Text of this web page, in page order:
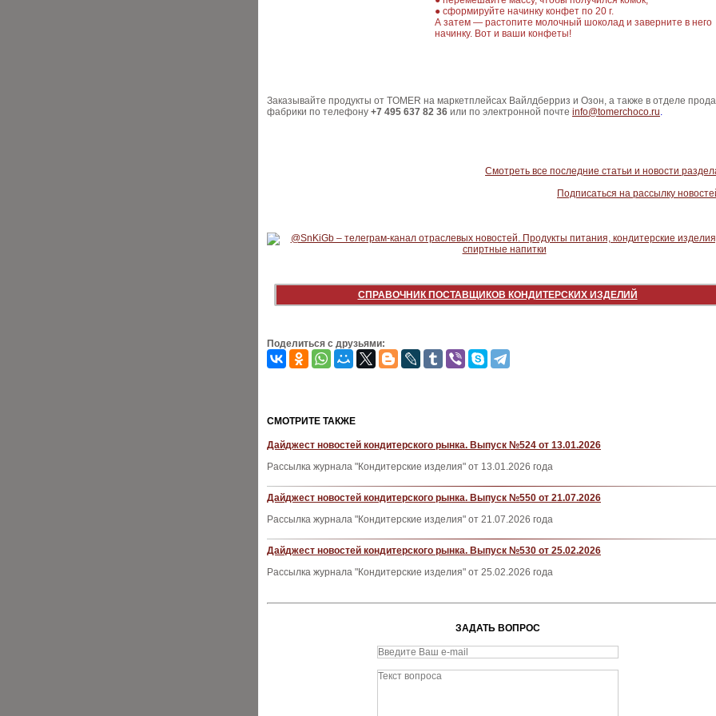
● сформируйте начинку конфет по 20 г.
А затем — растопите молочный шоколад и заверните в него
начинку. Вот и ваши конфеты!
Заказывайте продукты от TOMER на маркетплейсах Вайлдберриз и Озон, а также в отделе
фабрики по телефону +7 495 637 82 36 или по электронной почте info@tomerchoco.ru.
Смотреть все последние статьи и новости
Подписаться на рассылку
СПРАВОЧНИК ПОСТАВЩИКОВ КОНДИТЕРСКИХ ИЗДЕЛИЙ
Поделиться с друзьями:
CМОТРИТЕ ТАКЖЕ
Дайджест новостей кондитерского рынка. Выпуск №524 от 13.01.2026
Рассылка журнала "Кондитерские изделия" от 13.01.2026 года
Дайджест новостей кондитерского рынка. Выпуск №550 от 21.07.2026
Рассылка журнала "Кондитерские изделия" от 21.07.2026 года
Дайджест новостей кондитерского рынка. Выпуск №530 от 25.02.2026
Рассылка журнала "Кондитерские изделия" от 25.02.2026 года
ЗАДАТЬ ВОПРОС